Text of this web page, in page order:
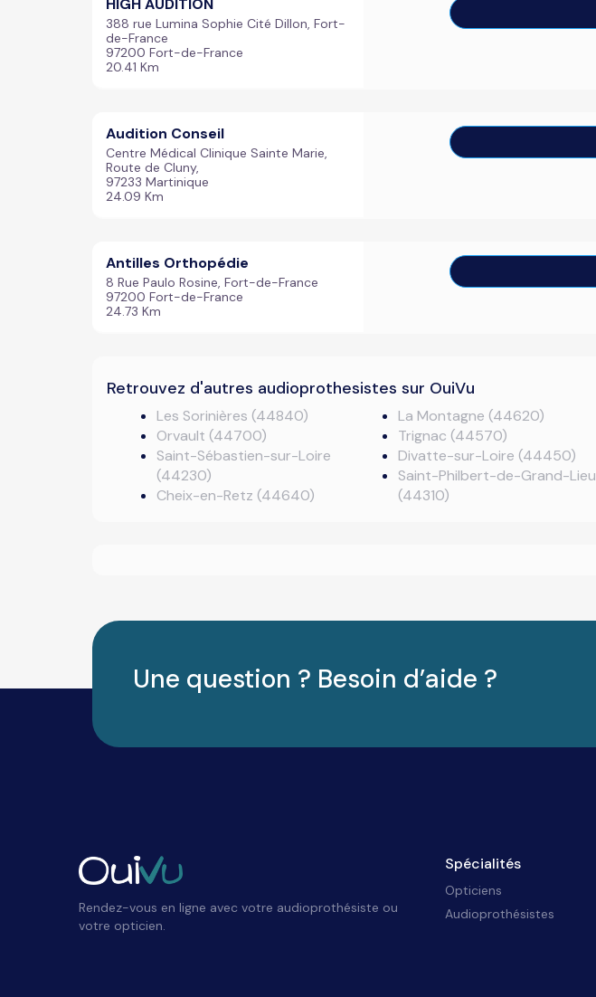
HIGH AUDITION
388 rue Lumina Sophie Cité Dillon, Fort-
de-France
97200 Fort-de-France
20.41 Km
Audition Conseil
Centre Médical Clinique Sainte Marie,
Route de Cluny,
97233 Martinique
24.09 Km
Antilles Orthopédie
8 Rue Paulo Rosine, Fort-de-France
97200 Fort-de-France
24.73 Km
Retrouvez d'autres audioprothesistes sur OuiVu
Les Sorinières (44840)
Orvault (44700)
Saint-Sébastien-sur-Loire
(44230)
Cheix-en-Retz (44640)
La Montagne (44620)
Trignac (44570)
Divatte-sur-Loire (44450)
Saint-Philbert-de-Grand-Lieu
(44310)
Une question ? Besoin d’aide ?
Rendez-vous en ligne avec votre audioprothésiste ou
votre opticien.
Spécialités
Opticiens
Audioprothésistes